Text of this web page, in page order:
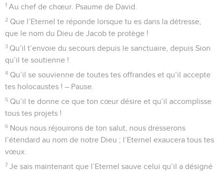
1 Au chef de chœur. Psaume de David.
2 Que l’Eternel te réponde lorsque tu es dans la détresse,
que le nom du Dieu de Jacob te protège !
3 Qu’il t’envoie du secours depuis le sanctuaire, depuis Sion
qu’il te soutienne !
4 Qu’il se souvienne de toutes tes offrandes et qu’il accepte
tes holocaustes ! – Pause.
5 Qu’il te donne ce que ton cœur désire et qu’il accomplisse
tous tes projets !
6 Nous nous réjouirons de ton salut, nous dresserons
l’étendard au nom de notre Dieu ; l’Eternel exaucera tous tes
vœux.
7 Je sais maintenant que l’Eternel sauve celui qu’il a désigné